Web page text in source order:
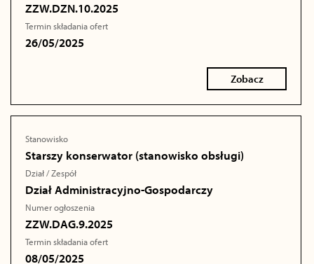
ZZW.DZN.10.2025
Termin składania ofert
26/05/2025
Zobacz
Stanowisko
Starszy konserwator (stanowisko obsługi)
Dział / Zespół
Dział Administracyjno-Gospodarczy
Numer ogłoszenia
ZZW.DAG.9.2025
Termin składania ofert
08/05/2025